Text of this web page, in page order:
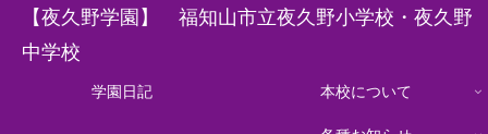
【夜久野学園】 福知山市立夜久野小学校・夜久野
中学校
学園日記 本校について